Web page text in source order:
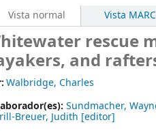
Vista normal Vista MARC
rescue
and
Walbridge, Charles
Sundmacher,
Breuer, Judith [editor]